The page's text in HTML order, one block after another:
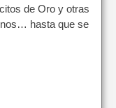
de Oro y otras
hasta que se